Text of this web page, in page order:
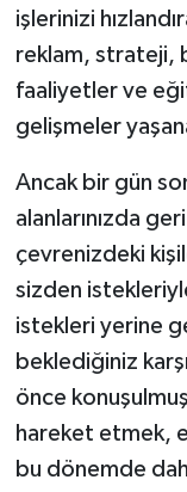
işlerinizi
reklam, strateji,
faaliyetler ve
gelişmeler
Ancak bir gün
alanlarınızda
çevrenizdeki
sizden
istekleri yerine
beklediğiniz
önce
hareket etmek,
bu dönemde